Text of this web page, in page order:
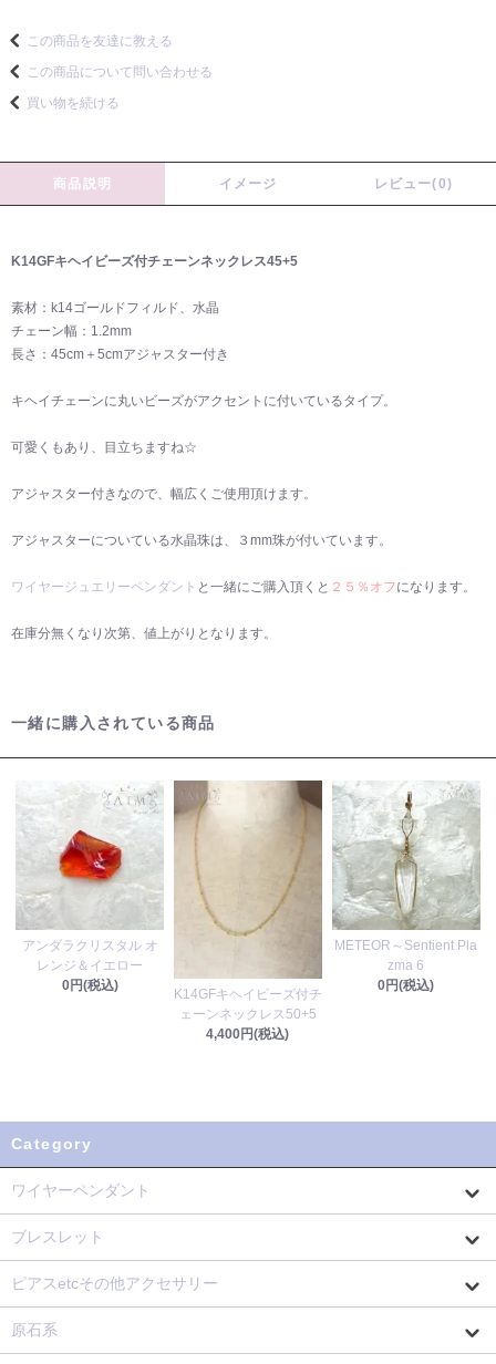
この商品を友達に教える
この商品について問い合わせる
買い物を続ける
商品説明 イメージ レビュー(0)
K14GFキヘイビーズ付チェーンネックレス45+5
素材：k14ゴールドフィルド、水晶
チェーン幅：1.2mm
長さ：45cm＋5cmアジャスター付き
キヘイチェーンに丸いビーズがアクセントに付いているタイプ。
可愛くもあり、目立ちますね☆
アジャスター付きなので、幅広くご使用頂けます。
アジャスターについている水晶珠は、３mm珠が付いています。
ワイヤージュエリーペンダント と一緒にご購入頂くと ２５％オフになります。
在庫分無くなり次第、値上がりとなります。
一緒に購入されている商品
アンダラクリスタル オ
レンジ＆イエロー
0円(税込)
K14GFキヘイビーズ付チ
ェーンネックレス50+5
4,400円(税込)
METEOR～Sentient Pla
zma 6
0円(税込)
Category
ワイヤーペンダント
ブレスレット
ピアスetcその他アクセサリー
原石系